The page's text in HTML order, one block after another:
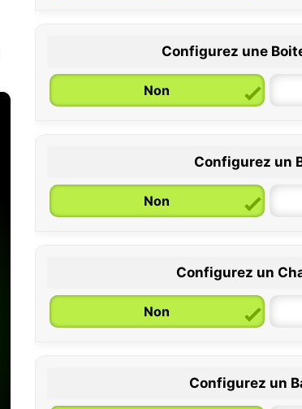
Configurez une
Non
Configurez un
Non
6 /
Configurez un
Non
Configurez un